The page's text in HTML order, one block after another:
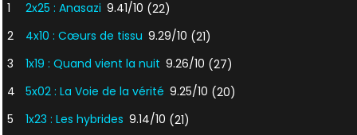
1 2x25 : Anasazi 9.41/10 (22)
2
4x10 : Cœurs de tissu 9.29/10 (21)
3
1x19 : Quand vient la nuit 9.26/10 (27)
4
5x02 : La Voie de la vérité 9.25/10 (20)
5
1x23 : Les hybrides 9.14/10 (21)